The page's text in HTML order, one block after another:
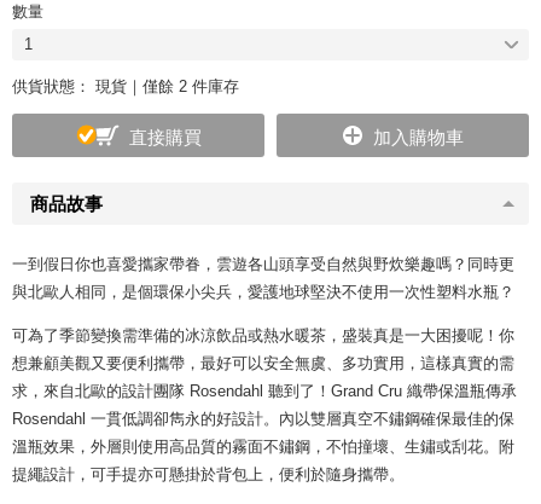
商品故事
一到假日你也喜愛攜家帶眷，雲遊各山頭享受自然與野炊樂趣嗎？同時更
與北歐人相同，是個環保小尖兵，愛護地球堅決不使用一次性塑料水瓶？
可為了季節變換需準備的冰涼飲品或熱水暖茶，盛裝真是一大困擾呢！你
想兼顧美觀又要便利攜帶，最好可以安全無虞、多功實用，這樣真實的需
求，來自北歐的設計團隊 Rosendahl 聽到了！Grand Cru 織帶保溫瓶傳承
Rosendahl 一貫低調卻雋永的好設計。內以雙層真空不鏽鋼確保最佳的保
溫瓶效果，外層則使用高品質的霧面不鏽鋼，不怕撞壞、生鏽或刮花。附
提繩設計，可手提亦可懸掛於背包上，便利於隨身攜帶。
數量
1
供貨狀態： 現貨｜僅餘 2 件庫存
直接購買 加入購物車